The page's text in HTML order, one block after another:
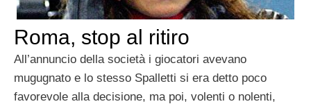
Roma, stop al ritiro
All’annuncio della società i giocatori avevano
mugugnato e lo stesso Spalletti si era detto poco
favorevole alla decisione, ma poi, volenti o nolenti,